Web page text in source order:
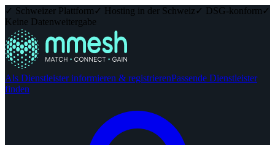
✓ Schweizer Plattform ✓ Hosting in der Schweiz ✓ DSG-konform ✓
Keine Datenweitergabe
Als Dienstleister informieren & registrierenPassende Dienstleister
finden